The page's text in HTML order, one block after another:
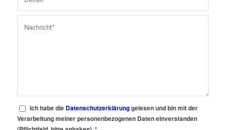
Ich habe die Datenschutzerklärunggelesen und bin mit der
Verarbeitung meiner personenbezogenen Daten einverstanden